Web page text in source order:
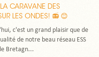
CARAVANE DES
LES ONDES! 📻 😊
c'est un grand plaisir que de
de notre beau réseau ESS
Bretagn...